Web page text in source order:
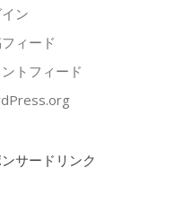
ン
ィード
トフィード
サードリンク